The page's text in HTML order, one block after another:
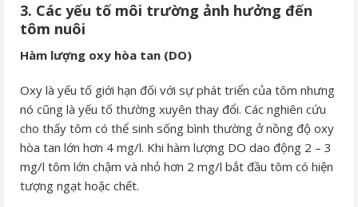
3. Các yếu tố môi trường ảnh hưởng đến
tôm nuôi
Hàm lượng oxy hòa tan (DO)
Oxy là yếu tố giới hạn đối với sự phát triển của tôm nhưng
nó cũng là yếu tố thường xuyên thay đổi. Các nghiên cứu
cho thấy tôm có thể sinh sống bình thường ở nồng độ oxy
hòa tan lớn hơn 4 mg/l. Khi hàm lượng DO dao động 2 – 3
mg/l tôm lớn chậm và nhỏ hơn 2 mg/l bắt đầu tôm có hiện
tượng ngạt hoặc chết.